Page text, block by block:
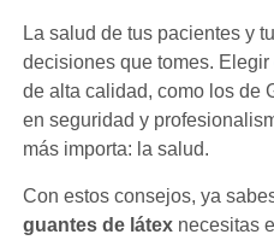
La salud de tus pacientes y
decisiones que tomes. Elegir
de alta calidad, como los de
en seguridad y
más importa: la salud.
Con estos consejos, ya
guantes de látexnecesitas